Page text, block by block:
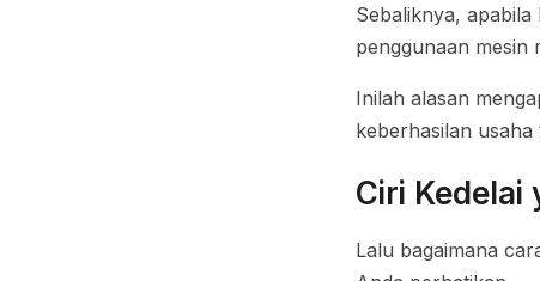
Sebaliknya,
penggunaan mesin
Inilah alasan
keberhasilan usaha
Ciri Kedelai
Lalu bagaimana